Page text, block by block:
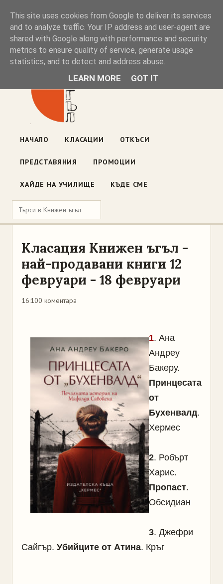
Книжен ъгъл
Блог на книжарницата — класации, откъси, нови книги
ул. „Оборище" 117, София· пон–пет 10:00–19:00 ·
НАЧАЛО КЛАСАЦИИ ОТКЪСИ
ПРЕДСТАВЯНИЯ ПРОМОЦИИ
ХАЙДЕ НА УЧИЛИЩЕ КЪДЕ СМЕ
Класация Книжен ъгъл -
най-продавани книги 12
февруари - 18 февруари
16:100 коментара
1. Ана
Андреу
Бакеру.
Принцесата
от
Бухенвалд.
Хермес
2. Робърт
Харис.
Пропаст.
Обсидиан
3. Джефри
Сайгър. Убийците от Атина. Кръг
This site uses cookies from Google to deliver its services
and to analyze traffic. Your IP address and user-agent are
shared with Google along with performance and security
metrics to ensure quality of service, generate usage
statistics, and to detect and address abuse.
LEARN MORE GOT IT